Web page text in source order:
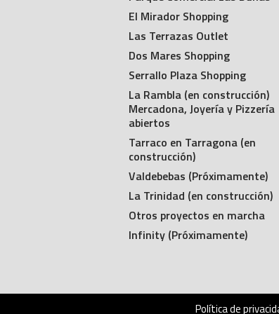
El Mirador Shopping
Las Terrazas Outlet
Dos Mares Shopping
Serrallo Plaza Shopping
La Rambla (en construcción)
Mercadona, Joyería y Pizzería
abiertos
Tarraco en Tarragona (en
construcción)
Valdebebas (Próximamente)
La Trinidad (en construcción)
Otros proyectos en marcha
Infinity (Próximamente)
Política de